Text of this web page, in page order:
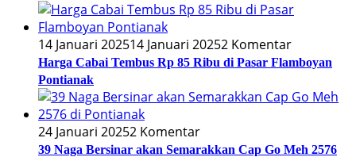
14 Januari 202514 Januari 20252 Komentar
Harga Cabai Tembus Rp 85 Ribu di Pasar Flamboyan
Pontianak
24 Januari 20252 Komentar
39 Naga Bersinar akan Semarakkan Cap Go Meh 2576